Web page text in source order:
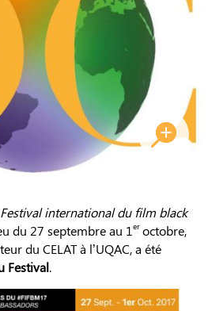
Festival international du film black
du 27 septembre au 1eroctobre,
du CELAT à l’UQAC, a été
Festival.